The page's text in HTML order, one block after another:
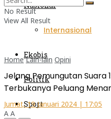
Nasional
Internasional
Ekobis
Politik
Sport
No Result
View All Result
Home Lain-lain Opini
Jelang Pemungutan Suara
Terbukanya Peluang
Jumat, 19 Januari 2024 | 17:05
A A